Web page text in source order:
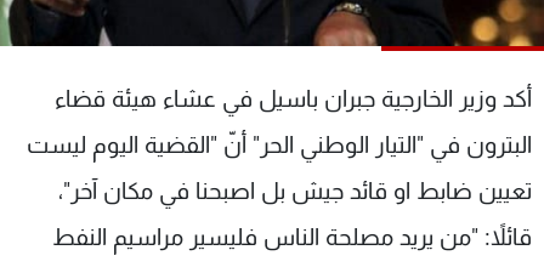
أكد وزير الخارجية جبران باسيل في عشاء هيئة قضاء
البترون في "التيار الوطني الحر" أنّ "القضية اليوم ليست
تعيين ضابط او قائد جيش بل اصبحنا في مكان آخر"،
قائلاً: "من يريد مصلحة الناس فليسير مراسيم النفط
شاهد البرامج
عن MTV
الإنـتـاج
لاعلاناتكم
وظائف
تواصل معنا
شروط الإسـتخدام
سياسة الخصوصية